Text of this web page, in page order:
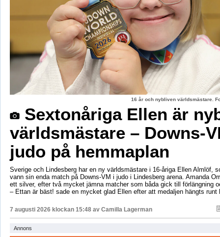
16 år och nybliven världsmästare.
Sextonåriga Ellen är
världsmästare – Downs-
judo på hemmaplan
Sverige och Lindesberg har en ny världsmästare i 16-åriga Ellen Almlöf,
vann sin enda match på Downs-VM i judo i Lindesberg arena. Amanda
ett silver, efter två mycket jämna matcher som båda gick till förlängning
– Ettan är bäst! sade en mycket glad Ellen efter att medaljen hängts runt
7 augusti 2026 klockan 15:48 av Camilla Lagerman
Annons